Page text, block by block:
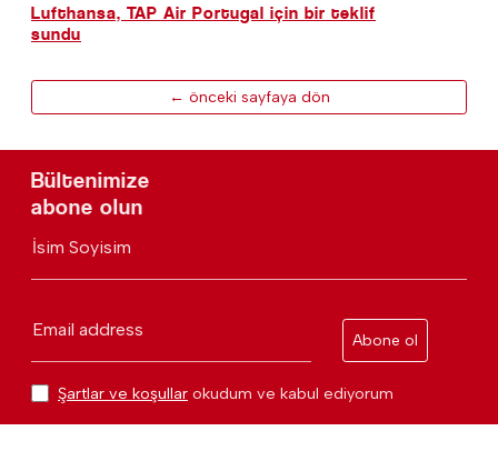
Lufthansa, TAP Air Portugal için bir teklif
sundu
← önceki sayfaya dön
Bültenimize
abone olun
İsim Soyisim
Email address
Abone ol
Şartlar ve koşullar okudum ve kabul ediyorum